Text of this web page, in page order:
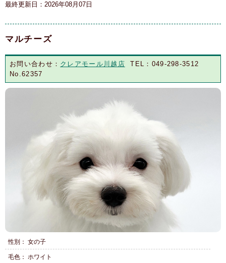
最終更新日：2026年08月07日
マルチーズ
お問い合わせ： クレアモール川越店 TEL：049-298-3512
No.62357
性別： 女の子
毛色： ホワイト